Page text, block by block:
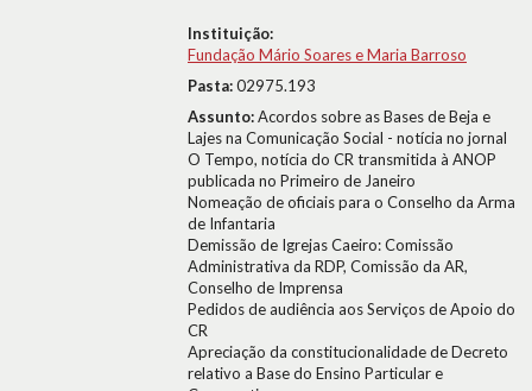
Instituição:
Fundação Mário Soares e Maria Barroso
Pasta:02975.193
Assunto:Acordos sobre as Bases de Beja e
Lajes na Comunicação Social - notícia no jornal
O Tempo, notícia do CR transmitida à ANOP
publicada no Primeiro de Janeiro
Nomeação de oficiais para o Conselho da Arma
de Infantaria
Demissão de Igrejas Caeiro: Comissão
Administrativa da RDP, Comissão da AR,
Conselho de Imprensa
Pedidos de audiência aos Serviços de Apoio do
CR
Apreciação da constitucionalidade de Decreto
relativo a Base do Ensino Particular e